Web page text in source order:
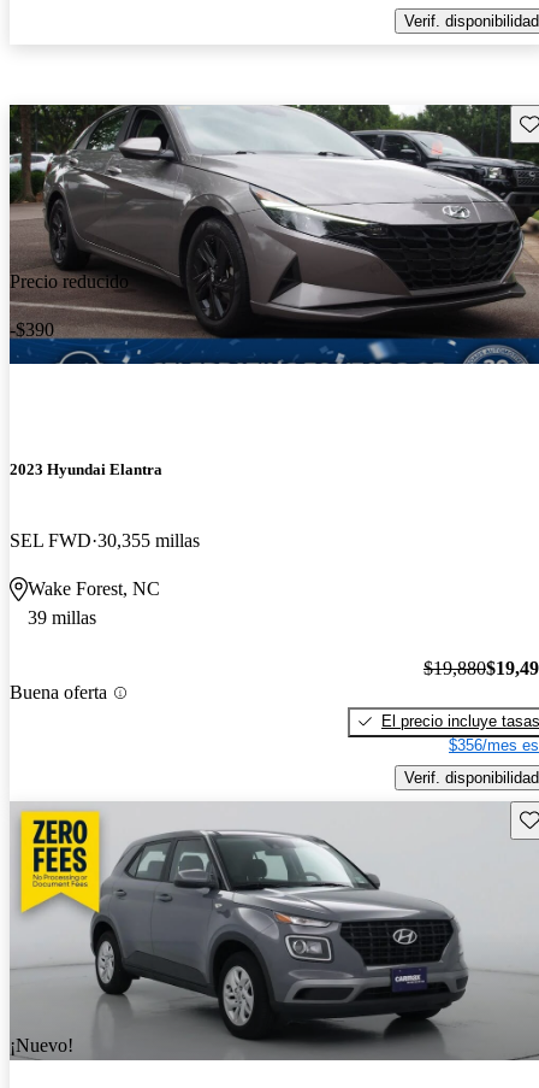
Verif. disponibilidad
Precio reducido
-$390
2023 Hyundai Elantra
SEL FWD 30,355 millas
Wake Forest, NC
39 millas
Buena oferta
$19,880
El precio incluye tasas
$356/mes
Verif. disponibilidad
¡Nuevo!